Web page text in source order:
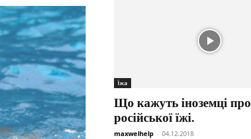
Їжа
Що кажуть іноземці про
російської їжі.
maxwelhelp - 04.12.2018